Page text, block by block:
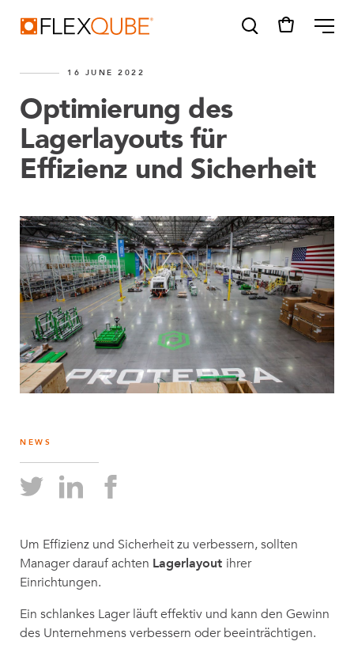
SUGGESTIONS
Tugger cart
eQart
Find a sales person
How do I order?
16 JUNE 2022
Optimierung des
Lagerlayouts für
Effizienz und Sicherheit
NEWS
Um Effizienz und Sicherheit zu verbessern, sollten
Manager darauf achten Lagerlayout ihrer
Einrichtungen.
Ein schlankes Lager läuft effektiv und kann den Gewinn
des Unternehmens verbessern oder beeinträchtigen.